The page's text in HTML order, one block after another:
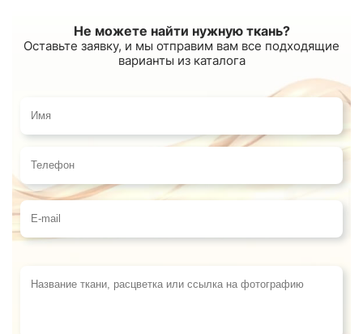
Не можете найти нужную ткань?
Оставьте заявку, и мы отправим вам все подходящие
варианты из каталога
Имя
Телефон
E-mail